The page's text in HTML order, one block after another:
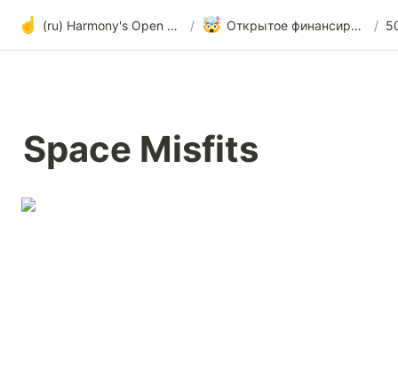
☝️ (ru) Harmony's Open Development / 🤯 Открытое финансирование и радикальная прозрачность /
Space Misfits